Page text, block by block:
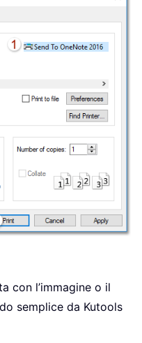
con l’immagine o il
semplice da Kutools